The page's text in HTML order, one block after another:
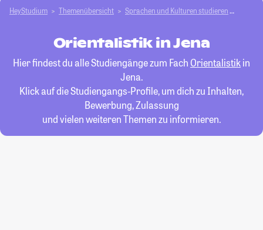
HeyStudium Themenübersicht Sprachen und Kulturen studieren
Orientalistik in Jena
Hier findest du alle Studiengänge zum Fach Orientalistikin
Jena.
Klick auf die Studiengangs-Profile, um dich zu Inhalten,
Bewerbung, Zulassung
und vielen weiteren Themen zu informieren.